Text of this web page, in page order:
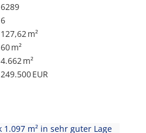
6289
6
127,62 m²
60 m²
4.662 m²
249.500 EUR